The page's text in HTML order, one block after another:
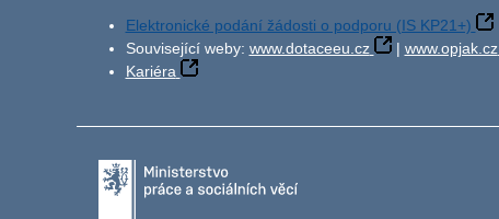
Elektronické podání žádosti o podporu (IS KP21+)
Související weby: www.dotaceeu.cz | www.opjak.cz
Kariéra